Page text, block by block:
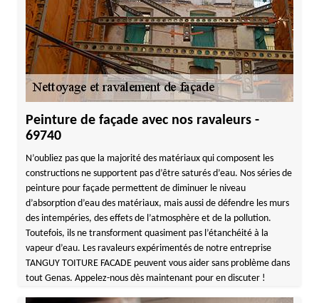
Peinture de façade avec nos ravaleurs -
69740
N’oubliez pas que la majorité des matériaux qui composent les
constructions ne supportent pas d’être saturés d’eau. Nos séries de
peinture pour façade permettent de diminuer le niveau
d’absorption d’eau des matériaux, mais aussi de défendre les murs
des intempéries, des effets de l’atmosphère et de la pollution.
Toutefois, ils ne transforment quasiment pas l’étanchéité à la
vapeur d’eau. Les ravaleurs expérimentés de notre entreprise
TANGUY TOITURE FACADE peuvent vous aider sans problème dans
tout Genas. Appelez-nous dès maintenant pour en discuter !